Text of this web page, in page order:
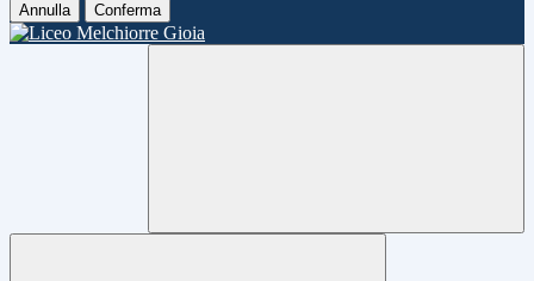
Annulla Conferma